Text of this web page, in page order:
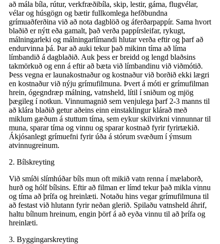
að mála bíla, rútur, verkfræðibíla, skip, lestir, gáma, flugvélar,
vélar og húsgögn og bætir fullkomlega hefðbundna
grímuaðferðina við að nota dagblöð og áferðarpappír. Sama hvort
blaðið er nýtt eða gamalt, það verða pappírsleifar, rykugt,
málningarleki og málningarlímandi hlutar verða eftir og þarf að
endurvinna þá. Þar að auki tekur það mikinn tíma að líma
límbandið á dagblaðið. Auk þess er breidd og lengd blaðsins
takmörkuð og enn á eftir að bæta við límbandinu við viðmótið.
Þess vegna er launakostnaður og kostnaður við borðið ekki lægri
en kostnaður við nýju grímufilmuna. Þvert á móti er grímufilman
hrein, ógegndræp málning, vatnsheld, lítil í sniðum og mjög
þægileg í notkun. Vinnumagnið sem venjulega þarf 2-3 manns til
að klára blaðið getur aðeins einn einstaklingur klárað með
miklum gæðum á stuttum tíma, sem eykur skilvirkni vinnunnar til
muna, sparar tíma og vinnu og sparar kostnað fyrir fyrirtækið.
Ákjósanlegt grímuefni fyrir úða á stórum svæðum í ýmsum
atvinnugreinum.
2. Bílskreyting
Við smíði slímhúðar bíls mun oft mikið vatn renna í mælaborð,
hurð og hólf bílsins. Eftir að filman er límd tekur það mikla vinnu
og tíma að þrífa og hreinlæti. Notaðu hins vegar grímufilmuna til
að festast við hlutann fyrir neðan glerið. Spilaðu vatnsheld áhrif,
haltu bílnum hreinum, engin þörf á að eyða vinnu til að þrífa og
hreinlæti.
3. Byggingarskreyting